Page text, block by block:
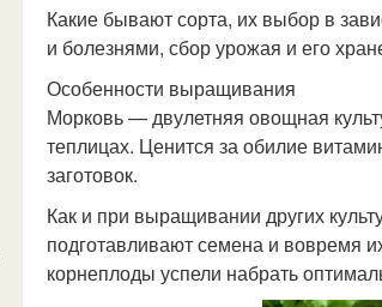
Какие бывают сорта, их выбор в
и болезнями, сбор урожая и его
Особенности выращивания
Морковь — двулетняя овощная
теплицах. Ценится за обилие
заготовок.
Как и при выращивании других
подготавливают семена и вовремя
корнеплоды успели набрать